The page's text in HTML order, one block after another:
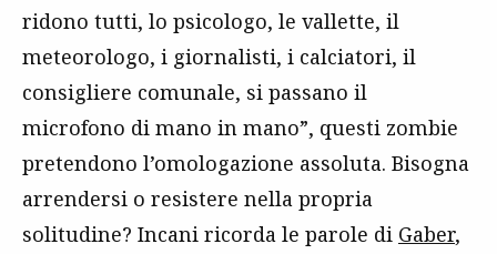
ridono tutti, lo psicologo, le vallette, il
meteorologo, i giornalisti, i calciatori, il
consigliere comunale, si passano il
microfono di mano in mano”, questi zombie
pretendono l’omologazione assoluta. Bisogna
arrendersi o resistere nella propria
solitudine? Incani ricorda le parole di Gaber,